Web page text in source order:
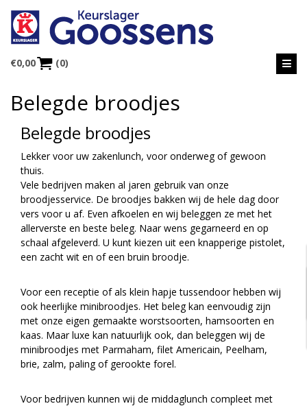
€0,00 (0)
Belegde broodjes
Belegde broodjes
Lekker voor uw zakenlunch, voor onderweg of gewoon
thuis.
Vele bedrijven maken al jaren gebruik van onze
broodjesservice. De broodjes bakken wij de hele dag door
vers voor u af. Even afkoelen en wij beleggen ze met het
allerverste en beste beleg. Naar wens gegarneerd en op
schaal afgeleverd. U kunt kiezen uit een knapperige pistolet,
een zacht wit en of een bruin broodje.
Voor een receptie of als klein hapje tussendoor hebben wij
ook heerlijke minibroodjes. Het beleg kan eenvoudig zijn
met onze eigen gemaakte worstsoorten, hamsoorten en
kaas. Maar luxe kan natuurlijk ook, dan beleggen wij de
minibroodjes met Parmaham, filet Americain, Peelham,
brie, zalm, paling of gerookte forel.
Voor bedrijven kunnen wij de middaglunch compleet met